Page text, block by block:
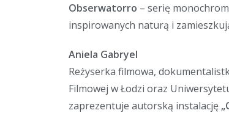
Obserwatorro – serię
inspirowanych naturą i
Aniela Gabryel
Reżyserka filmowa,
Filmowej w Łodzi oraz
zaprezentuje autorską instalację